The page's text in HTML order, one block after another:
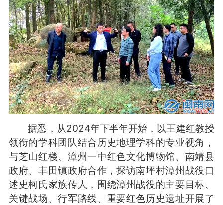
据悉，从2024年下半年开始，以王建红教授
领衔的学科团队结合历史地理学科的专业视角，
与芝山红楼、漳州一中红色文化博物馆、南靖县
政府、丰田镇政府合作，探访南坪村漳州战役口
述史柯氏家族传人，围绕漳州战役的主要目标、
关键战场、行军路线、重要红色历史遗址开展了